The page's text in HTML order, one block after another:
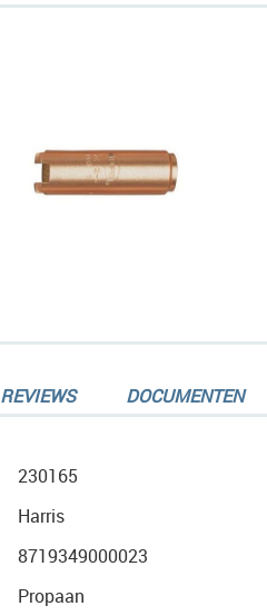
230165
Harris
8719349000023
Propaan
REVIEWS DOCUMENTEN